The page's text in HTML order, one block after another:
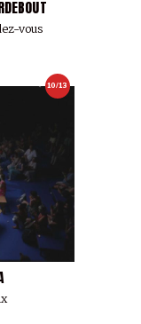
vous
10/13